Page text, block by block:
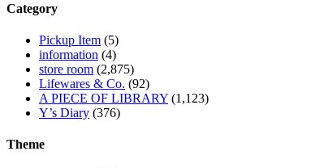
Category
Pickup Item (5)
information (4)
store room (2,875)
Lifewares & Co. (92)
A PIECE OF LIBRARY (1,123)
Y’s Diary (376)
Theme